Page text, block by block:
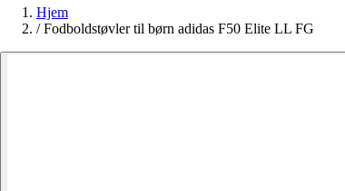
Hjem
/ Fodboldstøvler til børn adidas F50 Elite LL FG